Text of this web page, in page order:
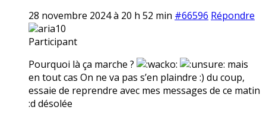
28 novembre 2024 à 20 h 52 min #66596 Répondre
aria10
Participant
Pourquoi là ça marche ?
mais
en tout cas On ne va pas s’en plaindre :) du coup,
essaie de reprendre avec mes messages de ce matin
:d désolée